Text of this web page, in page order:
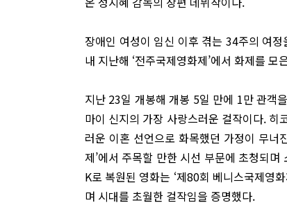
장애인 여성이 임신 이후 겪는 34주의 여
내 지난해 ‘전주국제영화제’에서 화제를 모
지난 23일 개봉해 개봉 5일 만에 1만 관객
마이 신지의 가장 사랑스러운 걸작이다. 히
러운 이혼 선언으로 화목했던 가정이 무
제’에서 주목할 만한 시선 부문에 초청되
K로 복원된 영화는 ‘제80회 베니스국제영
며 시대를 초월한 걸작임을 증명했다.